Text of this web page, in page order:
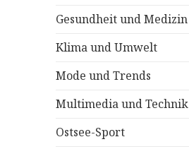
Gesundheit und Medizin
Klima und Umwelt
Mode und Trends
Multimedia und Technik
Ostsee-Sport